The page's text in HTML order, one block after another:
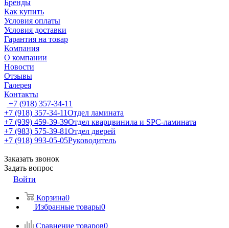
Бренды
Как купить
Условия оплаты
Условия доставки
Гарантия на товар
Компания
О компании
Новости
Отзывы
Галерея
Контакты
+7 (918) 357-34-11
+7 (918) 357-34-11Отдел ламината
+7 (939) 459-39-39Отдел кварцвинила и SPC-ламината
+7 (983) 575-39-81Отдел дверей
+7 (918) 993-05-05Руководитель
Заказать звонок
Задать вопрос
Войти
Корзина0
Избранные товары0
Сравнение товаров0